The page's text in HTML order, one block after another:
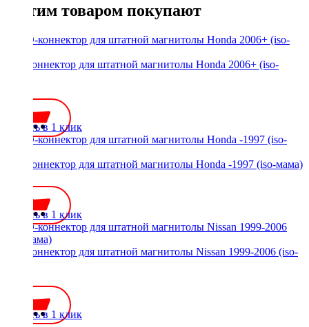
С этим товаром покупают
ISO-коннектор для штатной магнитолы Honda 2006+ (iso-
Купить в 1 клик
ISO-коннектор для штатной магнитолы Honda -1997 (iso-мама)
Купить в 1 клик
ISO-коннектор для штатной магнитолы Nissan 1999-2006 (iso-
Купить в 1 клик